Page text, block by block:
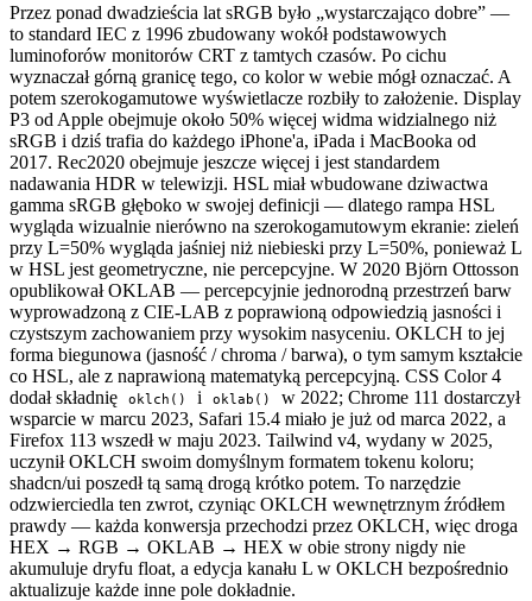
Przez ponad dwadzieścia lat sRGB było „wystarczająco dobre” —
to standard IEC z 1996 zbudowany wokół podstawowych
luminoforów monitorów CRT z tamtych czasów. Po cichu
wyznaczał górną granicę tego, co kolor w webie mógł oznaczać. A
potem szerokogamutowe wyświetlacze rozbiły to założenie. Display
P3 od Apple obejmuje około 50% więcej widma widzialnego niż
sRGB i dziś trafia do każdego iPhone'a, iPada i MacBooka od
2017. Rec2020 obejmuje jeszcze więcej i jest standardem
nadawania HDR w telewizji. HSL miał wbudowane dziwactwa
gamma sRGB głęboko w swojej definicji — dlatego rampa HSL
wygląda wizualnie nierówno na szerokogamutowym ekranie: zieleń
przy L=50% wygląda jaśniej niż niebieski przy L=50%, ponieważ L
w HSL jest geometryczne, nie percepcyjne. W 2020 Björn Ottosson
opublikował OKLAB — percepcyjnie jednorodną przestrzeń barw
wyprowadzoną z CIE-LAB z poprawioną odpowiedzią jasności i
czystszym zachowaniem przy wysokim nasyceniu. OKLCH to jej
forma biegunowa (jasność / chroma / barwa), o tym samym kształcie
co HSL, ale z naprawioną matematyką percepcyjną. CSS Color 4
dodał składnię
oklch() i oklab()
w 2022; Chrome 111 dostarczył
wsparcie w marcu 2023, Safari 15.4 miało je już od marca 2022, a
Firefox 113 wszedł w maju 2023. Tailwind v4, wydany w 2025,
uczynił OKLCH swoim domyślnym formatem tokenu koloru;
shadcn/ui poszedł tą samą drogą krótko potem. To narzędzie
odzwierciedla ten zwrot, czyniąc OKLCH wewnętrznym źródłem
prawdy — każda konwersja przechodzi przez OKLCH, więc droga
HEX → RGB → OKLAB → HEX w obie strony nigdy nie
akumuluje dryfu float, a edycja kanału L w OKLCH bezpośrednio
aktualizuje każde inne pole dokładnie.